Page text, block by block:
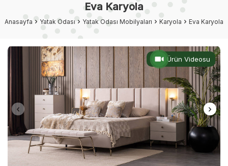
Eva Karyola
Anasayfa Yatak Odası Yatak Odası Mobilyaları Karyola Eva Karyola
Ürün Videosu